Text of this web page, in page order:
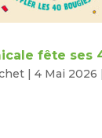
fête ses
| 4 Mai 2026 |